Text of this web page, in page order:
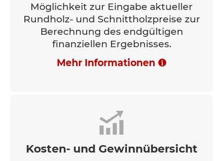
Möglichkeit zur Eingabe aktueller
Rundholz- und Schnittholzpreise zur
Berechnung des endgültigen
finanziellen Ergebnisses.
Mehr Informationen
Kosten- und Gewinnübersicht